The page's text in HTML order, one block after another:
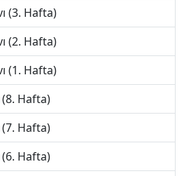
(3. Hafta)
(2. Hafta)
(1. Hafta)
(8. Hafta)
(7. Hafta)
(6. Hafta)